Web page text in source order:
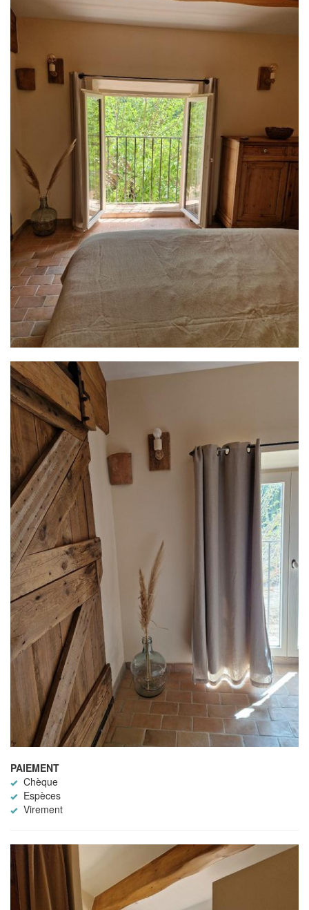
PAIEMENT
Chèque
Espèces
Virement